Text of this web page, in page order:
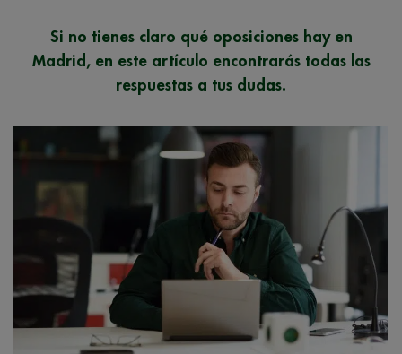
Si no tienes claro qué oposiciones hay en
Madrid, en este artículo encontrarás todas las
respuestas a tus dudas.